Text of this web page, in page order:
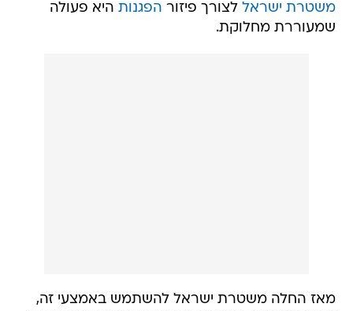
משטרת ישראל לצורך פיזור הפגנות היא פעולה
שמעוררת מחלוקת.
מאז החלה משטרת ישראל להשתמש באמצעי זה,